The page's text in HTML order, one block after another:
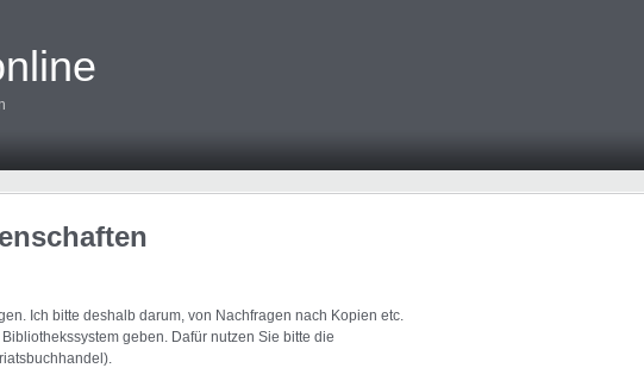
Ich bitte deshalb darum, von Nachfragen nach Kopien etc.
geben. Dafür nutzen Sie bitte die